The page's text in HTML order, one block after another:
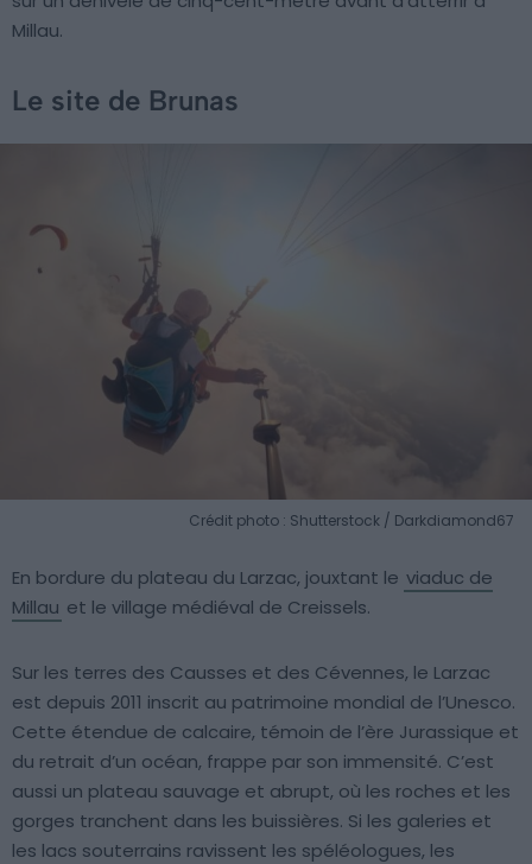
Millau.
Le site de Brunas
Crédit photo : Shutterstock / Darkdiamond67
En bordure du plateau du Larzac, jouxtant le viaduc de
Millau et le village médiéval de Creissels.
Sur les terres des Causses et des Cévennes, le Larzac
est depuis 2011 inscrit au patrimoine mondial de l’Unesco.
Cette étendue de calcaire, témoin de l’ère Jurassique et
du retrait d’un océan, frappe par son immensité. C’est
aussi un plateau sauvage et abrupt, où les roches et les
gorges tranchent dans les buissières. Si les galeries et
les lacs souterrains ravissent les spéléologues, les